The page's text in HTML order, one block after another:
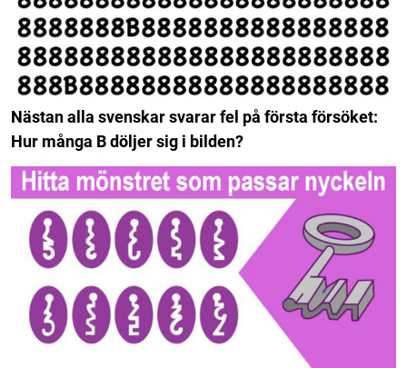
Nästan alla svenskar svarar fel på första försöket:
Hur många B döljer sig i bilden?